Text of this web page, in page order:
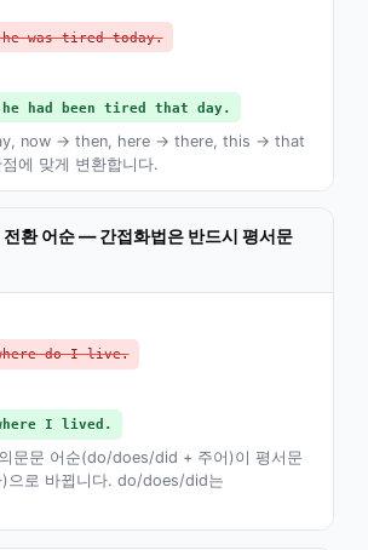
was tired today.
had been tired that day.
now → then, here → there, this → that
에 맞게 변환합니다.
전환 어순 — 간접화법은 반드시 평서문
where do I live.
I lived.
문문 어순(do/does/did + 주어)이 평서문
)으로 바뀝니다. do/does/did는